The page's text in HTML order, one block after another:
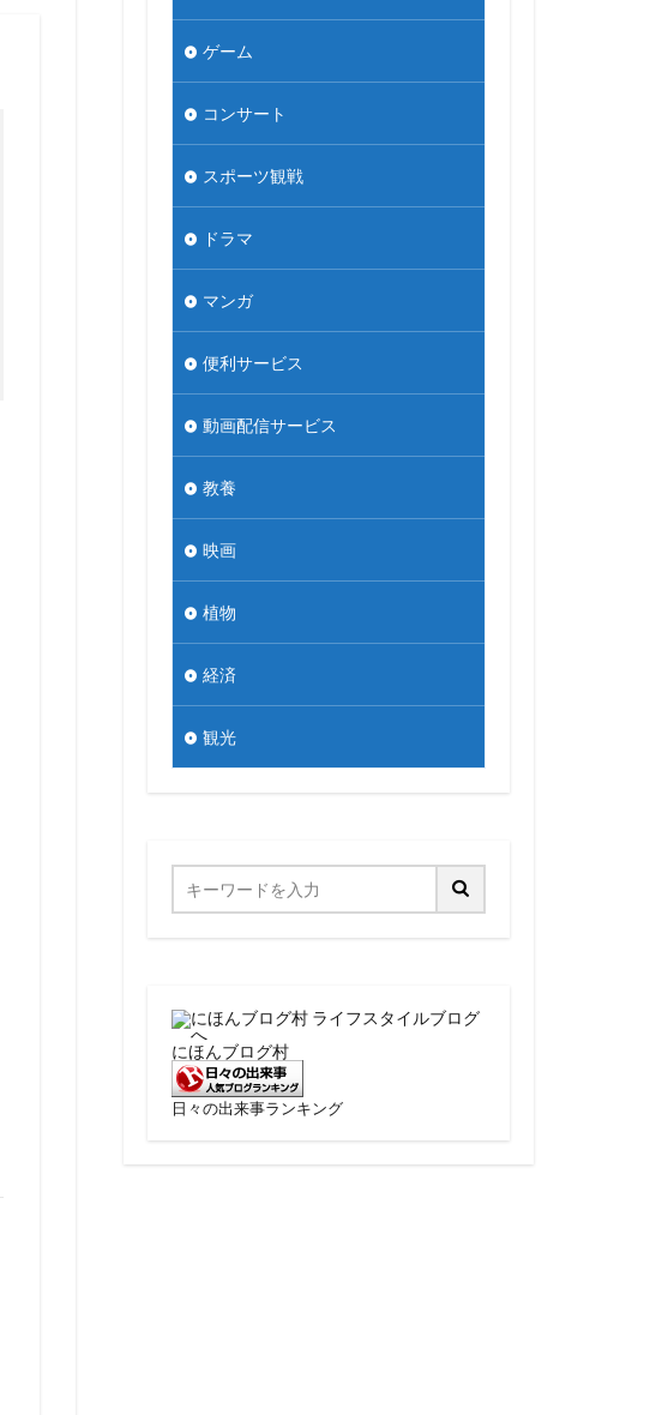
ゲーム
コンサート
スポーツ観戦
ドラマ
マンガ
便利サービス
動画配信サービス
教養
映画
植物
経済
観光
にほんブログ村
日々の出来事ランキング